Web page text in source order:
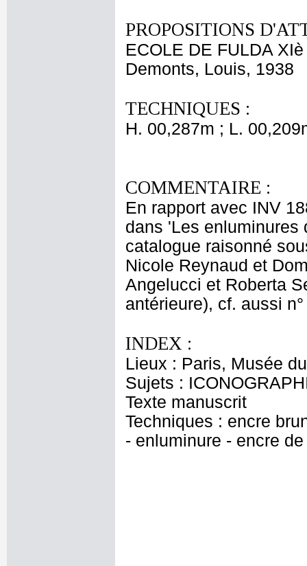
PROPOSITIONS
ECOLE DE FULDA
Demonts, Louis, 1938
TECHNIQUES :
H. 00,287m ; L.
COMMENTAIRE :
En rapport avec INV
dans 'Les enluminures
catalogue raisonné
Nicole Reynaud et
Angelucci et Roberta
antérieure), cf. aussi
INDEX :
Lieux : Paris, Musée
Sujets :
Texte manuscrit
Techniques : encre
- enluminure - encre